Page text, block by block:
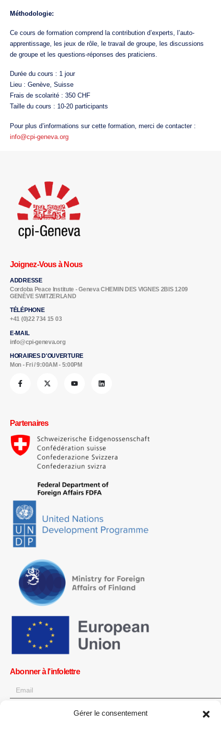
Gérer le consentement
Méthodologie:
Ce cours de formation comprend la contribution d’experts, l’auto-
apprentissage, les jeux de rôle, le travail de groupe, les discussions
de groupe et les questions-réponses des praticiens.
Durée du cours : 1 jour
Lieu : Genève, Suisse
Frais de scolarité : 350 CHF
Taille du cours : 10-20 participants
Pour plus d’informations sur cette formation, merci de contacter :
info@cpi-geneva.org
Joignez-Vous à Nous
ADDRESSE
Cordoba Peace Institute - Geneva CHEMIN DES VIGNES 2BIS 1209
GENÈVE SWITZERLAND
TÉLÉPHONE
+41 (0)22 734 15 03
E-MAIL
info@cpi-geneva.org
HORAIRES D'OUVERTURE
Mon - Fri / 9:00AM - 5:00PM
Partenaires
Abonner à l'infolettre